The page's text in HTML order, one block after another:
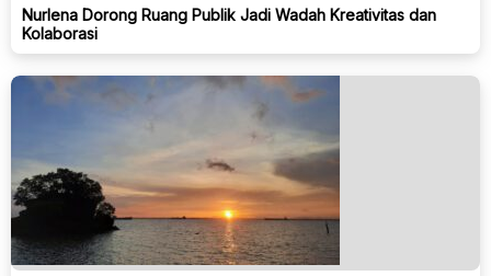
Nurlena Dorong Ruang Publik Jadi Wadah Kreativitas dan
Kolaborasi